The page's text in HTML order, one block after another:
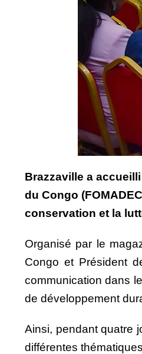
Brazzaville a
du Congo
conservation et la
Organisé par le
Congo et Président
communication dans
de développement
Ainsi, pendant quatre
différentes